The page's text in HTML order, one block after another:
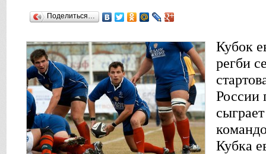
Поделиться…
Кубок
регби
России
Кубка